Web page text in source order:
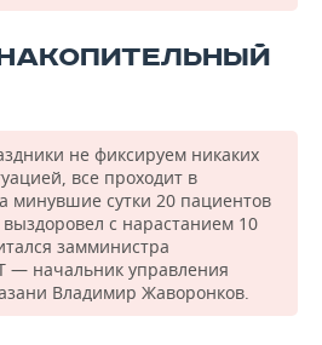
не фиксируем никаких
все проходит в
минувшие сутки 20 пациентов
с нарастанием 10
замминистра
— начальник управления
Владимир Жаворонков.